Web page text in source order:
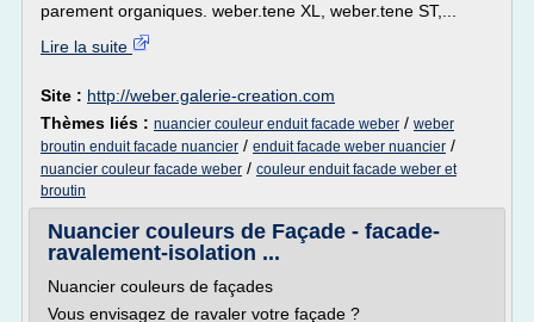
parement organiques. weber.tene XL, weber.tene ST,...
Lire la suite
Site : http://weber.galerie-creation.com
Thèmes liés : nuancier couleur enduit facade weber / weber
broutin enduit facade nuancier / enduit facade weber nuancier /
nuancier couleur facade weber / couleur enduit facade weber et
broutin
Nuancier couleurs de Façade - facade-
ravalement-isolation ...
Nuancier couleurs de façades
Vous envisagez de ravaler votre façade ?